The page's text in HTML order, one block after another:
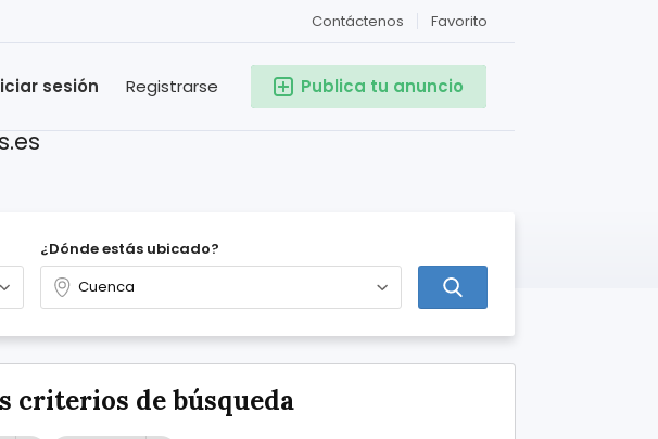
Favorito
Contáctenos
Publica tu anuncio
Registrarse
sesión
¿Dónde estás ubicado?
criterios de búsqueda